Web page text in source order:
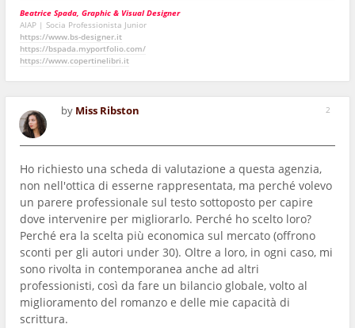
Beatrice Spada, Graphic & Visual Designer
AIAP | Socia Professionista Junior
https://www.bs-designer.it
https://bspada.myportfolio.com/
https://www.copertinelibri.it
2
by Miss Ribston
Ho richiesto una scheda di valutazione a questa agenzia,
non nell'ottica di esserne rappresentata, ma perché volevo
un parere professionale sul testo sottoposto per capire
dove intervenire per migliorarlo. Perché ho scelto loro?
Perché era la scelta più economica sul mercato (offrono
sconti per gli autori under 30). Oltre a loro, in ogni caso, mi
sono rivolta in contemporanea anche ad altri
professionisti, così da fare un bilancio globale, volto al
miglioramento del romanzo e delle mie capacità di
scrittura.